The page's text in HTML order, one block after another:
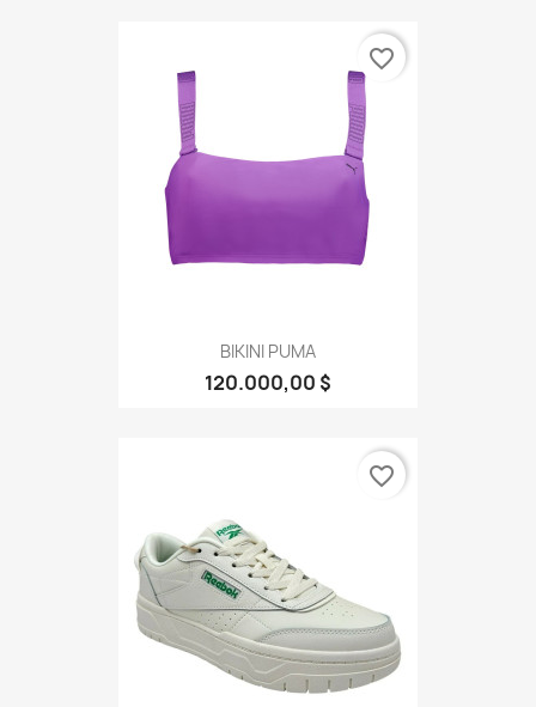
BIKINI PUMA
120.000,00 $
favorite_border
favorite_border